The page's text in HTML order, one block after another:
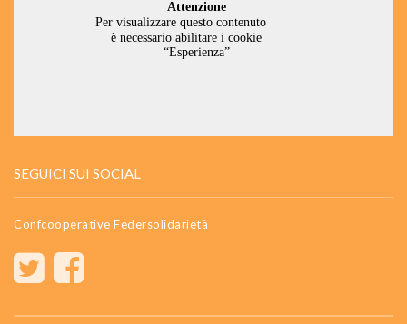
SEGUICI SUI SOCIAL
Confcooperative Federsolidarietà